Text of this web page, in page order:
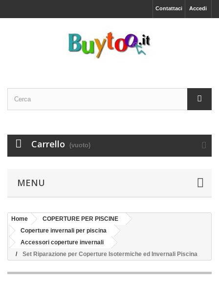
Accedi
Contattaci
Carrello (vuoto)
MENU
Home
COPERTURE PER PISCINE
Coperture invernali per piscina
Accessori coperture invernali
Set Riparazione per Coperture Isotermiche ed Invernali Piscina